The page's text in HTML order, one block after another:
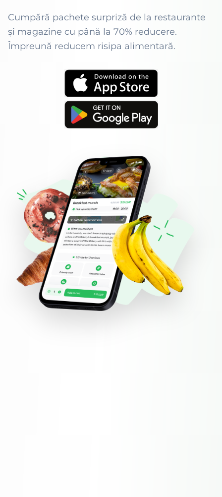
Cumpără pachete surpriză de la restaurante
și magazine cu până la 70% reducere.
Împreună reducem risipa alimentară.